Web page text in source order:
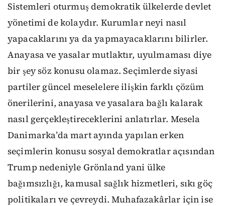
Sistemleri oturmuş demokratik ülkelerde devlet
yönetimi de kolaydır. Kurumlar neyi nasıl
yapacaklarını ya da yapmayacaklarını bilirler.
Anayasa ve yasalar mutlaktır, uyulmaması diye
bir şey söz konusu olamaz. Seçimlerde siyasi
partiler güncel meselelere ilişkin farklı çözüm
önerilerini, anayasa ve yasalara bağlı kalarak
nasıl gerçekleştireceklerini anlatırlar. Mesela
Danimarka’da mart ayında yapılan erken
seçimlerin konusu sosyal demokratlar açısından
Trump nedeniyle Grönland yani ülke
bağımsızlığı, kamusal sağlık hizmetleri, sıkı göç
politikaları ve çevreydi. Muhafazakârlar için ise